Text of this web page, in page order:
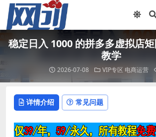
稳定日入 1000 的拼多多虚拟店
教学
2026-07-08 VIP专区 电商运营
详情介绍 常见问题